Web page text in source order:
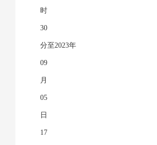
时
30
分至2023年
09
月
05
日
17